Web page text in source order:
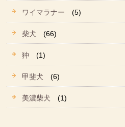
ワイマラナー (5)
柴犬 (66)
狆 (1)
甲斐犬 (6)
美濃柴犬 (1)